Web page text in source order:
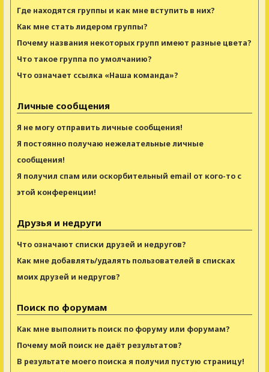
Где находятся группы и как мне вступить в них?
Как мне стать лидером группы?
Почему названия некоторых групп имеют разные цвета?
Что такое группа по умолчанию?
Что означает ссылка «Наша команда»?
Личные сообщения
Я не могу отправить личные сообщения!
Я постоянно получаю нежелательные личные
сообщения!
Я получил спам или оскорбительный email от кого-то с
этой конференции!
Друзья и недруги
Что означают списки друзей и недругов?
Как мне добавлять/удалять пользователей в списках
моих друзей и недругов?
Поиск по форумам
Как мне выполнить поиск по форуму или форумам?
Почему мой поиск не даёт результатов?
В результате моего поиска я получил пустую страницу!